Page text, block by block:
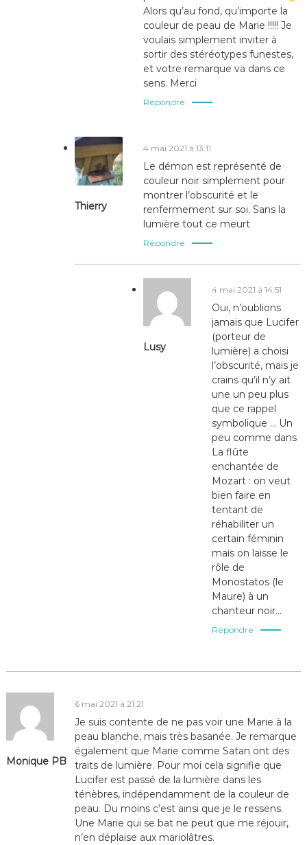
Alors qu’au fond, qu’importe la
couleur de peau de Marie !!!!! Je
voulais simplement inviter à
sortir des stéréotypes funestes,
et votre remarque va dans ce
sens. Merci
Répondre
Thierry
4 mai 2021 à 13:11
Le démon est représenté de
couleur noir simplement pour
montrer l’obscurité et le
renfermement sur soi. Sans la
lumière tout ce meurt
Répondre
Lusy
4 mai 2021 à 14:51
Oui, n’oublions
jamais que Lucifer
(porteur de
lumière) a choisi
l’obscurité, mais je
crains qu’il n’y ait
une un peu plus
que ce rappel
symbolique … Un
peu comme dans
La flûte
enchantée de
Mozart : on veut
bien faire en
tentant de
réhabiliter un
certain féminin
mais on laisse le
rôle de
Monostatos (le
Maure) à un
chanteur noir…
Répondre
Monique PB
6 mai 2021 à 21:21
Je suis contente de ne pas voir une Marie à la
peau blanche, mais très basanée. Je remarque
également que Marie comme Satan ont des
traits de lumière. Pour moi cela signifie que
Lucifer est passé de la lumière dans les
ténèbres, indépendamment de la couleur de
peau. Du moins c’est ainsi que je le ressens.
Une Marie qui se bat ne peut que me réjouir,
n’en déplaise aux mariolâtres.